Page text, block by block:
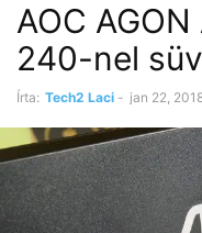
AOC
240-nel
Írta: Tech2 Laci - jan 22,